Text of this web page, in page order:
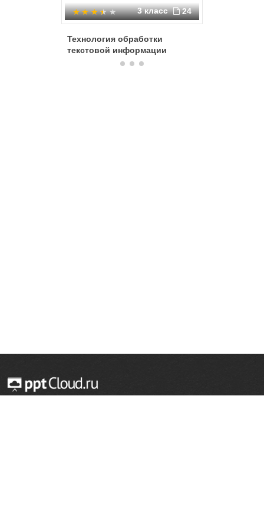
3 класс 24
Технология обработки
текстовой информации